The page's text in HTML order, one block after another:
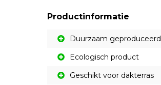
Productinformatie
Duurzaam geproduceerd
Ecologisch product
Geschikt voor dakterras